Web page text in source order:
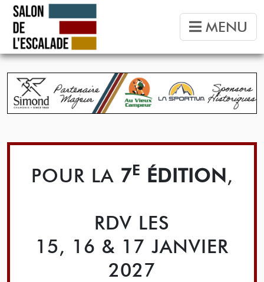
MENU
POUR LA 7E ÉDITION,
RDV LES
15, 16 & 17 JANVIER
2027